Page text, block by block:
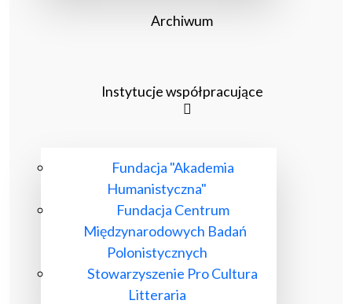
Archiwum
Instytucje współpracujące
Fundacja "Akademia
Humanistyczna"
Fundacja Centrum
Międzynarodowych Badań
Polonistycznych
Stowarzyszenie Pro Cultura
Litteraria